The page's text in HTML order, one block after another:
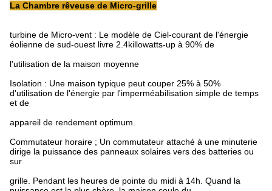
La Chambre rêveuse de Micro-grille
turbine de Micro-vent : Le modèle de Ciel-courant de l'énergie
éolienne de sud-ouest livre 2.4killowatts-up à 90% de
l'utilisation de la maison moyenne
Isolation : Une maison typique peut couper 25% à 50%
d'utilisation de l'énergie par l'imperméabilisation simple de temps
et de
appareil de rendement optimum.
Commutateur horaire ; Un commutateur attaché à une minuterie
dirige la puissance des panneaux solaires vers des batteries ou
sur
grille. Pendant les heures de pointe du midi à 14h. Quand la